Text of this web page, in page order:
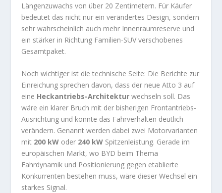
Längenzuwachs von über 20 Zentimetern. Für Käufer
bedeutet das nicht nur ein verändertes Design, sondern
sehr wahrscheinlich auch mehr Innenraumreserve und
ein stärker in Richtung Familien-SUV verschobenes
Gesamtpaket.
Noch wichtiger ist die technische Seite: Die Berichte zur
Einreichung sprechen davon, dass der neue Atto 3 auf
eine Heckantriebs-Architekturwechseln soll. Das
wäre ein klarer Bruch mit der bisherigen Frontantriebs-
Ausrichtung und könnte das Fahrverhalten deutlich
verändern. Genannt werden dabei zwei Motorvarianten
mit 200 kWoder 240 kWSpitzenleistung. Gerade im
europäischen Markt, wo BYD beim Thema
Fahrdynamik und Positionierung gegen etablierte
Konkurrenten bestehen muss, wäre dieser Wechsel ein
starkes Signal.